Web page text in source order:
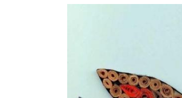
Поделка из природного
материала